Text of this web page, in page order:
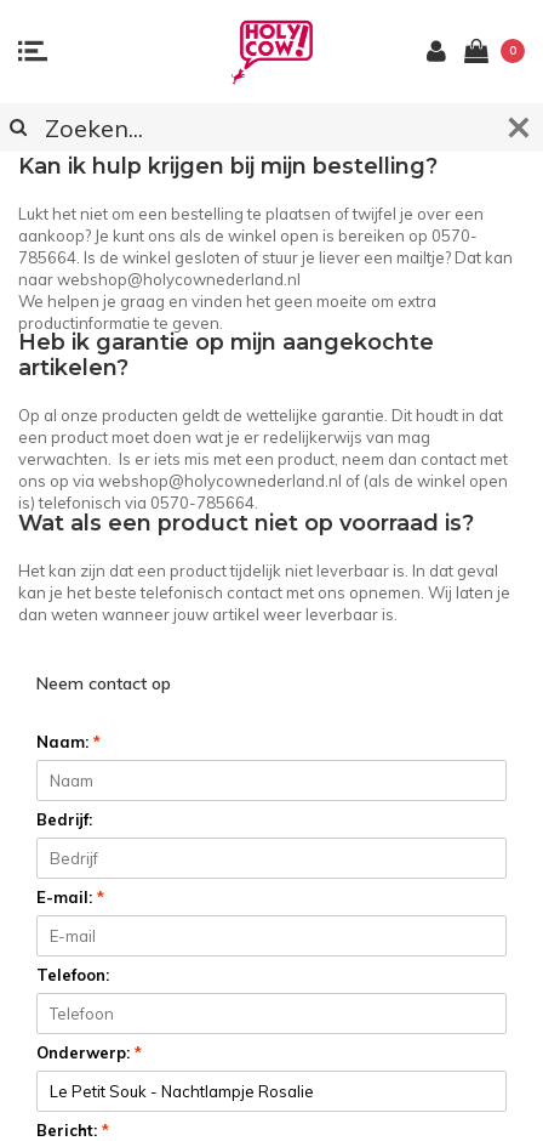
0
KLANTENSERVICE
Kan ik hulp krijgen bij mijn bestelling?
Lukt het niet om een bestelling te plaatsen of twijfel je over een
aankoop? Je kunt ons als de winkel open is bereiken op 0570-
785664. Is de winkel gesloten of stuur je liever een mailtje? Dat kan
naarwebshop@holycownederland.nl
We helpen je graag en vinden het geen moeite om extra
productinformatie te geven.
Heb ik garantie op mijn aangekochte
artikelen?
Op al onze producten geldt de wettelijke garantie. Dit houdt in dat
een product moet doen wat je er redelijkerwijs van mag
verwachten. Is er iets mis met een product, neem dan contact met
ons op via webshop@holycownederland.nl of (als de winkel open
is) telefonisch via 0570-785664.
Wat als een product niet op voorraad is?
Het kan zijn dat een product tijdelijk niet leverbaar is. In dat geval
kan je het beste telefonisch contact met ons opnemen. Wij laten je
dan weten wanneer jouw artikel weer leverbaar is.
Neem contact op
Naam: *
Bedrijf:
E-mail: *
Telefoon:
Onderwerp: *
Bericht: *